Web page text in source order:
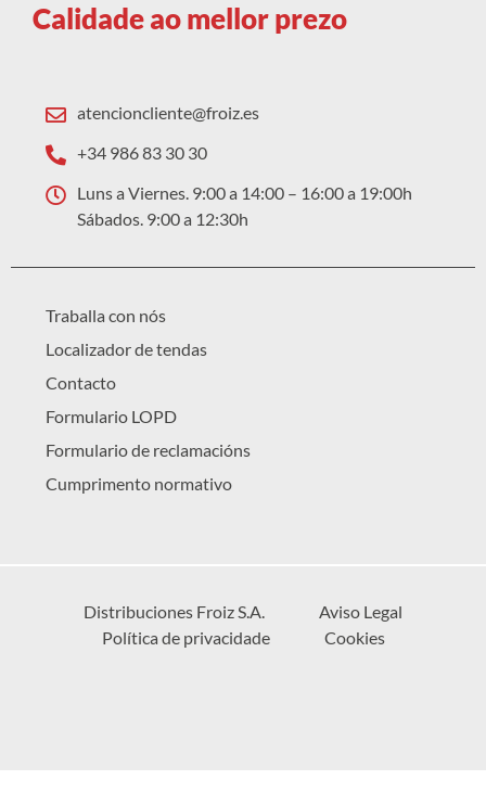
Calidade ao mellor prezo
atencioncliente@froiz.es
+34 986 83 30 30
Luns a Viernes. 9:00 a 14:00 – 16:00 a 19:00h
Sábados. 9:00 a 12:30h
Traballa con nós
Localizador de tendas
Contacto
Formulario LOPD
Formulario de reclamacións
Cumprimento normativo
Distribuciones Froiz S.A.
Aviso Legal
Política de privacidade
Cookies